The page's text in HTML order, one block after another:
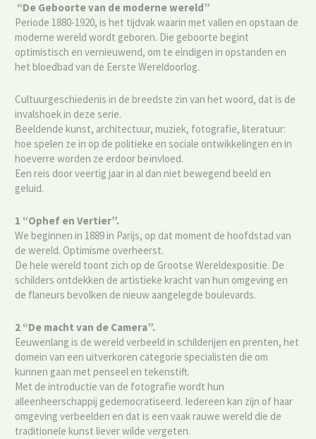
“De Geboorte van de moderne wereld”
Periode 1880-1920, is het tijdvak waarin met vallen en opstaan de
moderne wereld wordt geboren. Die geboorte begint
optimistisch en vernieuwend, om te eindigen in opstanden en
het bloedbad van de Eerste Wereldoorlog.
Cultuurgeschiedenis in de breedste zin van het woord, dat is de
invalshoek in deze serie.
Beeldende kunst, architectuur, muziek, fotografie, literatuur:
hoe spelen ze in op de politieke en sociale ontwikkelingen en in
hoeverre worden ze erdoor beïnvloed.
Een reis door veertig jaar in al dan niet bewegend beeld en
geluid.
1 “Ophef en Vertier”.
We beginnen in 1889 in Parijs, op dat moment de hoofdstad van
de wereld. Optimisme overheerst.
De hele wereld toont zich op de Grootse Wereldexpositie. De
schilders ontdekken de artistieke kracht van hun omgeving en
de flaneurs bevolken de nieuw aangelegde boulevards.
2 “De macht van de Camera”.
Eeuwenlang is de wereld verbeeld in schilderijen en prenten, het
domein van een uitverkoren categorie specialisten die om
kunnen gaan met penseel en tekenstift.
Met de introductie van de fotografie wordt hun
alleenheerschappij gedemocratiseerd. Iedereen kan zijn of haar
omgeving verbeelden en dat is een vaak rauwe wereld die de
traditionele kunst liever wilde vergeten.